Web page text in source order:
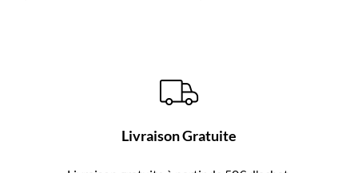
Livraison Gratuite